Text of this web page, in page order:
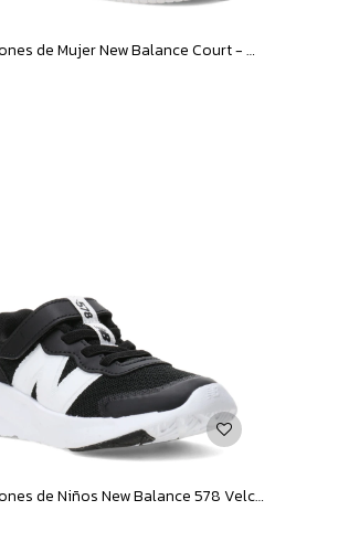
Championes de Mujer New Balance Court - Blanco - Plata
Championes de Niños New Balance 578 Velcro Infantil - Negro - Blanco